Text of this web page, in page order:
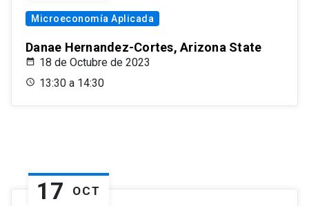
Microeconomía Aplicada
Danae Hernandez-Cortes, Arizona State
18 de Octubre de 2023
13:30 a 14:30
17 OCT